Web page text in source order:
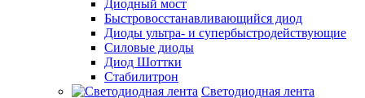
Диодный мост
Быстровосстанавливающийся диод
Диоды ультра- и супербыстродействующие
Силовые диоды
Диод Шоттки
Стабилитрон
Светодиодная лента